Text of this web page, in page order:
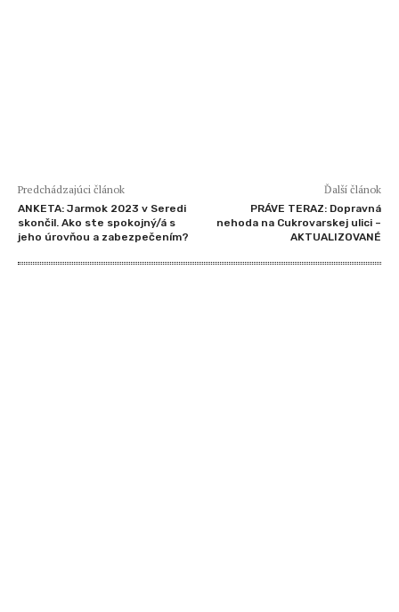
Predchádzajúci článok
ANKETA: Jarmok 2023 v Seredi
skončil. Ako ste spokojný/á s
jeho úrovňou a zabezpečením?
Ďalší článok
PRÁVE TERAZ: Dopravná
nehoda na Cukrovarskej ulici –
AKTUALIZOVANÉ